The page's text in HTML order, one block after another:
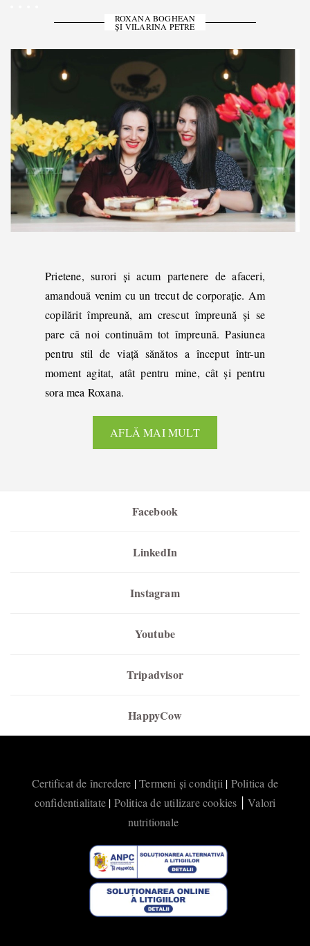
ROXANA BOGHEAN
ȘI VILARINA PETRE
Prietene, surori și acum partenere de afaceri,
amandouă venim cu un trecut de corporație. Am
copilărit împreună, am crescut împreună și se
pare că noi continuăm tot împreună. Pasiunea
pentru stil de viață sănătos a început într-un
moment agitat, atât pentru mine, cât și pentru
sora mea Roxana.
AFLĂ MAI MULT
Facebook
LinkedIn
Instagram
Youtube
Tripadvisor
HappyCow
Certificat de încredere |Termeni și condiții | Politica de
confidentialitate | Politica de utilizare cookies
Valori
nutritionale